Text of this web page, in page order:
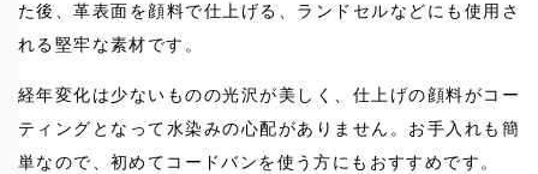
た後、革表面を顔料で仕上げる、ランドセルなどにも使用さ
れる堅牢な素材です。
経年変化は少ないものの光沢が美しく、仕上げの顔料がコー
ティングとなって水染みの心配がありません。お手入れも簡
単なので、初めてコードバンを使う方にもおすすめです。